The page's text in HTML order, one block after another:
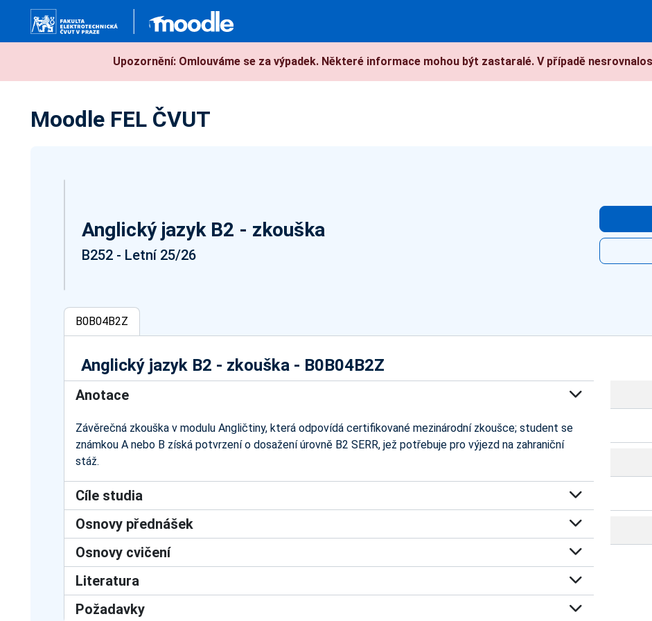
Upozornění: Omlouváme se za výpadek. Některé informace mohou být zastaralé. V případě
Moodle FEL ČVUT
Anglický jazyk B2 - zkouška
B252 - Letní 25/26
B0B04B2Z
Anglický jazyk B2 - zkouška - B0B04B2Z
Anotace
Závěrečná zkouška v modulu Angličtiny, která odpovídá certifikované mezinárodní zkoušce; student se
známkou A nebo B získá potvrzení o dosažení úrovně B2 SERR, jež potřebuje pro výjezd na zahraniční
stáž.
Cíle studia
Osnovy přednášek
Osnovy cvičení
Literatura
Požadavky